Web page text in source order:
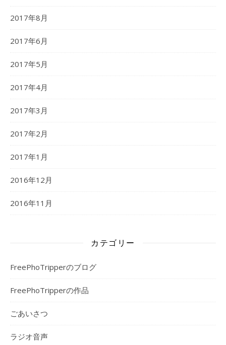
2017年8月
2017年6月
2017年5月
2017年4月
2017年3月
2017年2月
2017年1月
2016年12月
2016年11月
カテゴリー
FreePhoTripperのブログ
FreePhoTripperの作品
ごあいさつ
ラジオ音声